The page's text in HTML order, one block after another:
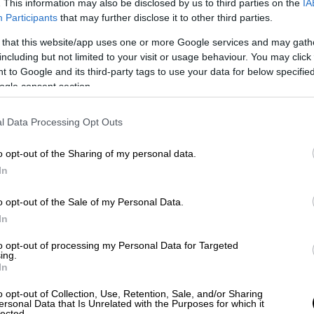
This information may also be disclosed by us to third parties on the
Participants that may further disclose it to other third parties.
that this website/app uses one or more Google services and may
but not limited to your visit or usage behaviour. You may
to Google and its third-party tags to use your data for below
consent section.
Data Processing Opt Outs
opt-out of the Sharing of my personal data.
opt-out of the Sale of my Personal Data.
opt-out of processing my Personal Data for Targeted
opt-out of Collection, Use, Retention, Sale, and/or Sharing
Data that Is Unrelated with the Purposes for which it
Τεχνολογία|22.04.2024 22:53
TikTok Lite: Η ΕΕ απειλεί να
εθιστικό σαν τα τσιγάρα»
Η Ευρωπαϊκή Ένωση κίνησε τη
Κόσμος|22.04.2024 22:51
Lobos - Σχεδίαζε επίθεση κατά του